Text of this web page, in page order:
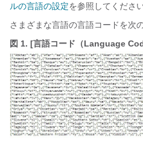
ルの言語の設定を参照してください
さまざまな言語の言語コードを次
図 1. [言語コード（Language